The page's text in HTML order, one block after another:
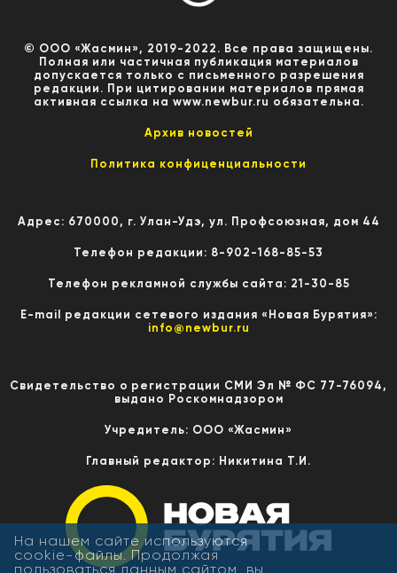
© ООО «Жасмин», 2019-2022. Все права защищены.
Полная или частичная публикация материалов
допускается только с письменного разрешения
редакции. При цитировании материалов прямая
активная ссылка на www.newbur.ru обязательна.
Архив новостей
Политика конфиценциальности
Адрес: 670000, г. Улан-Удэ, ул. Профсоюзная, дом 44
Телефон редакции: 8-902-168-85-53
Телефон рекламной службы сайта: 21-30-85
E-mail редакции сетевого издания «Новая Бурятия»:
info@newbur.ru
Свидетельство о регистрации СМИ Эл № ФС 77-76094,
выдано Роскомнадзором
Учредитель: ООО «Жасмин»
Главный редактор: Никитина Т.И.
На нашем сайте используются
cookie-файлы. Продолжая
пользоваться данным сайтом, вы